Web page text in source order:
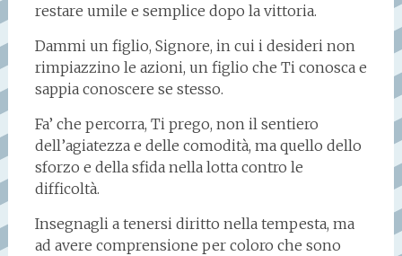
restare umile e semplice dopo la vittoria.
Dammi un figlio, Signore, in cui i desideri non
rimpiazzino le azioni, un figlio che Ti conosca e
sappia conoscere se stesso.
Fa’ che percorra, Ti prego, non il sentiero
dell’agiatezza e delle comodità, ma quello dello
sforzo e della sfida nella lotta contro le
difficoltà.
Insegnagli a tenersi diritto nella tempesta, ma
ad avere comprensione per coloro che sono